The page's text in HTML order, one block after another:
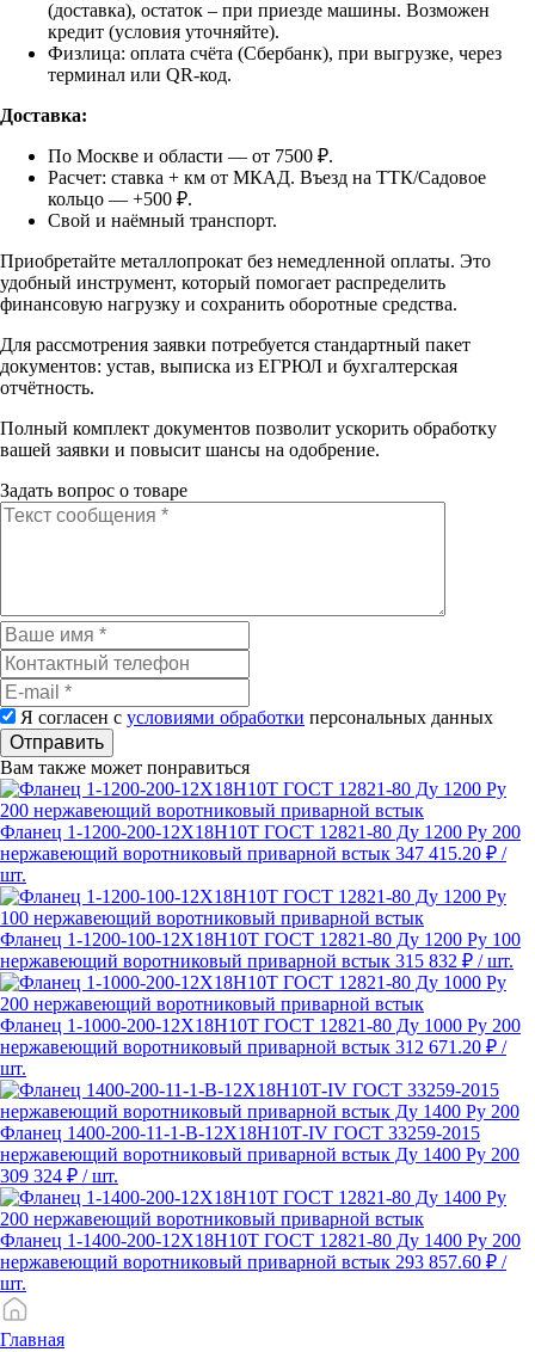
(доставка), остаток – при приезде машины. Возможен
кредит (условия уточняйте).
Физлица: оплата счёта (Сбербанк), при выгрузке, через
терминал или QR-код.
Доставка:
По Москве и области — от 7500 ₽.
Расчет: ставка + км от МКАД. Въезд на ТТК/Садовое
кольцо — +500 ₽.
Свой и наёмный транспорт.
Приобретайте металлопрокат без немедленной оплаты. Это
удобный инструмент, который помогает распределить
финансовую нагрузку и сохранить оборотные средства.
Для рассмотрения заявки потребуется стандартный пакет
документов: устав, выписка из ЕГРЮЛ и бухгалтерская
отчётность.
Полный комплект документов позволит ускорить обработку
вашей заявки и повысит шансы на одобрение.
Задать вопрос о товаре
Я согласен с условиями обработки персональных данных
Отправить
Вам также может понравиться
Фланец 1-1200-200-12Х18Н10Т ГОСТ 12821-80 Ду 1200 Ру 200
нержавеющий воротниковый приварной встык 347 415.20 ₽ /
шт.
Фланец 1-1200-100-12Х18Н10Т ГОСТ 12821-80 Ду 1200 Ру 100
нержавеющий воротниковый приварной встык 315 832 ₽ / шт.
Фланец 1-1000-200-12Х18Н10Т ГОСТ 12821-80 Ду 1000 Ру 200
нержавеющий воротниковый приварной встык 312 671.20 ₽ /
шт.
Фланец 1400-200-11-1-B-12Х18Н10Т-IV ГОСТ 33259-2015
нержавеющий воротниковый приварной встык Ду 1400 Ру 200
309 324 ₽ / шт.
Фланец 1-1400-200-12Х18Н10Т ГОСТ 12821-80 Ду 1400 Ру 200
нержавеющий воротниковый приварной встык 293 857.60 ₽ /
шт.
Главная